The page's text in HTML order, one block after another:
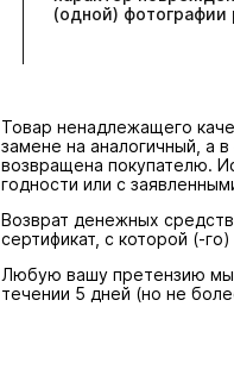
(одной) фотографии
Товар ненадлежащего
замене на аналогичный, а
возвращена покупателю.
годности или с
Возврат денежных
сертификат, с которой (-
Любую вашу претензию мы
течении 5 дней (но не